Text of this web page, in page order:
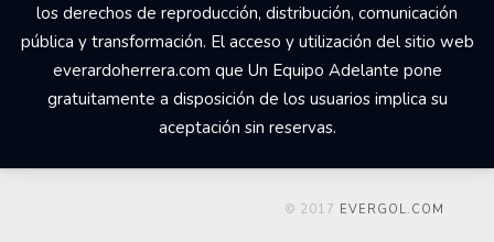
los derechos de reproducción, distribución, comunicación
pública y transformación. El acceso y utilización del sitio web
everardoherrera.com que Un Equipo Adelante pone
gratuitamente a disposición de los usuarios implica su
aceptación sin reservas.
© 2017 EVERGOL.COM